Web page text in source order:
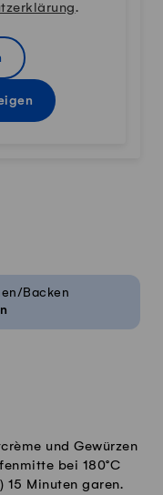
.
Backen
und Gewürzen
bei 180°C
15 Minuten garen.